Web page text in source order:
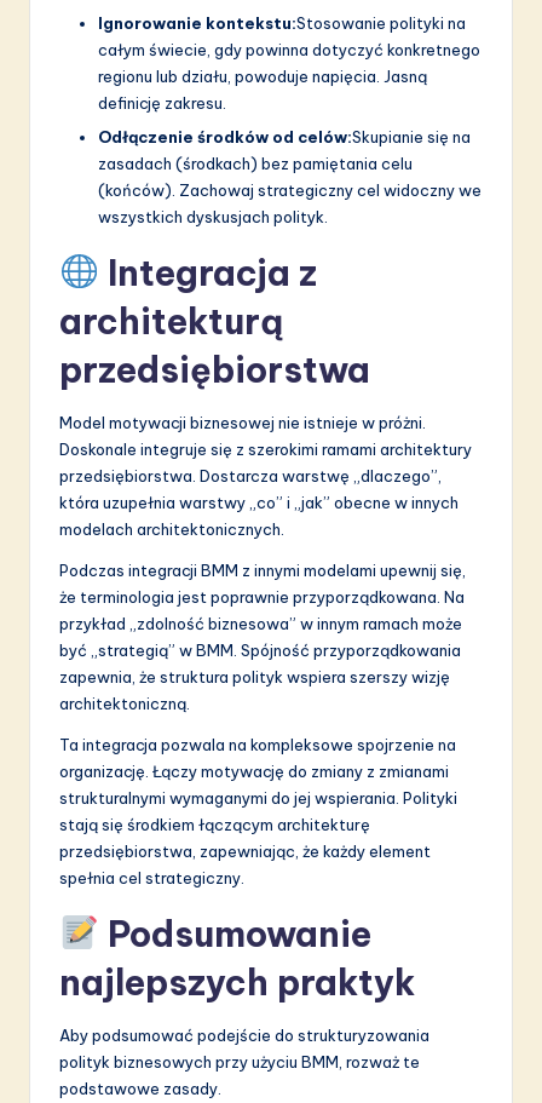
Ignorowanie kontekstu:Stosowanie polityki na
całym świecie, gdy powinna dotyczyć konkretnego
regionu lub działu, powoduje napięcia. Jasną
definicję zakresu.
Odłączenie środków od celów:Skupianie się na
zasadach (środkach) bez pamiętania celu
(końców). Zachowaj strategiczny cel widoczny we
wszystkich dyskusjach polityk.
Integracja z
architekturą
przedsiębiorstwa
Model motywacji biznesowej nie istnieje w próżni.
Doskonale integruje się z szerokimi ramami architektury
przedsiębiorstwa. Dostarcza warstwę „dlaczego”,
która uzupełnia warstwy „co” i „jak” obecne w innych
modelach architektonicznych.
Podczas integracji BMM z innymi modelami upewnij się,
że terminologia jest poprawnie przyporządkowana. Na
przykład „zdolność biznesowa” w innym ramach może
być „strategią” w BMM. Spójność przyporządkowania
zapewnia, że struktura polityk wspiera szerszy wizję
architektoniczną.
Ta integracja pozwala na kompleksowe spojrzenie na
organizację. Łączy motywację do zmiany z zmianami
strukturalnymi wymaganymi do jej wspierania. Polityki
stają się środkiem łączącym architekturę
przedsiębiorstwa, zapewniając, że każdy element
spełnia cel strategiczny.
Podsumowanie
najlepszych praktyk
Aby podsumować podejście do strukturyzowania
polityk biznesowych przy użyciu BMM, rozważ te
podstawowe zasady.